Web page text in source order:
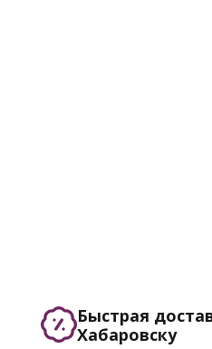
Быстрая
Хабаровску